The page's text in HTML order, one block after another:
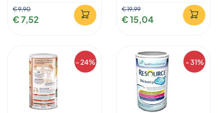
€ 9,90
€ 7,52
€ 19,99
€ 15,04
- 24% - 31%